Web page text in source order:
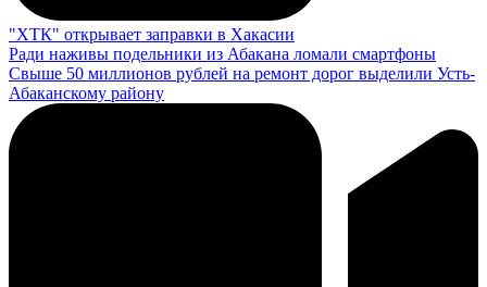
"ХТК" открывает заправки в Хакасии
Ради наживы подельники из Абакана ломали смартфоны
Свыше 50 миллионов рублей на ремонт дорог выделили Усть-
Абаканскому району